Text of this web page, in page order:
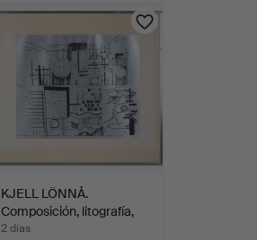
KJELL LÖNNÅ.
Composición, litografía,
firm…
2 días